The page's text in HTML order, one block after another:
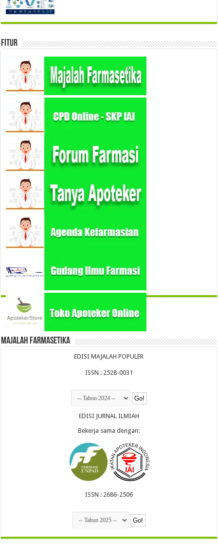
Fitur
Majalah Farmasetika
EDISI MAJALAH POPULER
ISSN : 2528-0031
EDISI JURNAL ILMIAH
Bekerja sama dengan:
ISSN : 2686-2506